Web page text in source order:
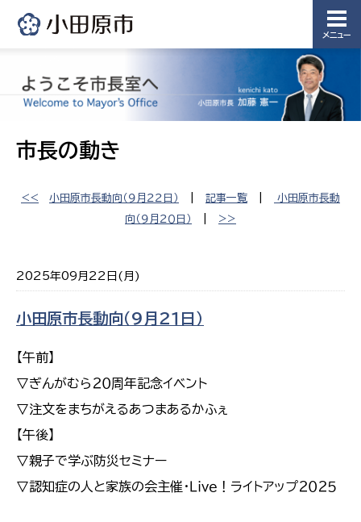
メニュー
市長の動き
<< 小田原市長動向（９月２２日） 記事一覧
小田原市長動
向（９月２０日）
>>
2025年09月22日(月)
小田原市長動向（９月２１日）
【午前】
▽ぎんがむら２０周年記念イベント
▽注文をまちがえるあつまあるかふぇ
【午後】
▽親子で学ぶ防災セミナー
▽認知症の人と家族の会主催・Ｌｉｖｅ！ライトアップ２０２５